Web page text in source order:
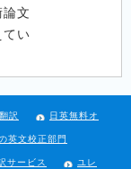
文
てい
訳 日英無料オ
英文校正部門
サービス ユレ